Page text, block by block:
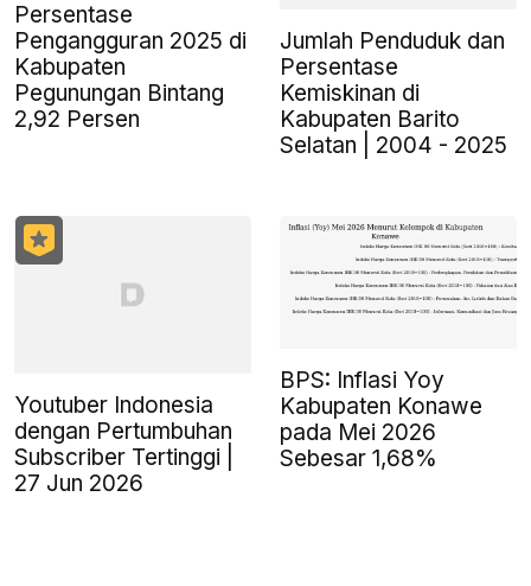
Persentase
Pengangguran 2025 di
Kabupaten
Pegunungan Bintang
2,92 Persen
Jumlah Penduduk dan
Persentase
Kemiskinan di
Kabupaten Barito
Selatan | 2004 - 2025
Youtuber Indonesia
dengan Pertumbuhan
Subscriber Tertinggi |
27 Jun 2026
BPS: Inflasi Yoy
Kabupaten Konawe
pada Mei 2026
Sebesar 1,68%